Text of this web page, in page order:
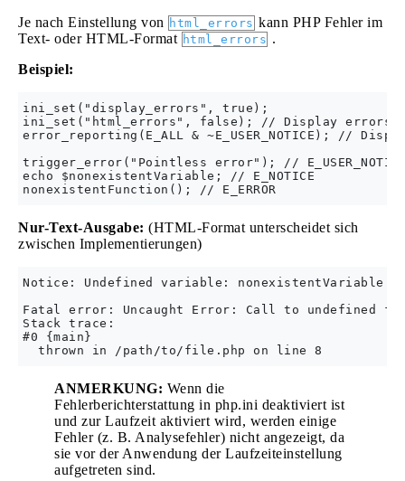
Je nach Einstellung von html_errors kann PHP Fehler im
Text- oder HTML-Format html_errors .
Beispiel:
ini_set("display_errors", true);
ini_set("html_errors", false); // Display errors
error_reporting(E_ALL & ~E_USER_NOTICE); //
trigger_error("Pointless error"); //
echo $nonexistentVariable; // E_NOTICE
Nur-Text-Ausgabe: (HTML-Format unterscheidet sich
zwischen Implementierungen)
Notice: Undefined variable:
Fatal error: Uncaught Error: Call to undefined
Stack trace:
#0 {main}
ANMERKUNG: Wenn die
Fehlerberichterstattung in php.ini deaktiviert ist
und zur Laufzeit aktiviert wird, werden einige
Fehler (z. B. Analysefehler) nicht angezeigt, da
sie vor der Anwendung der Laufzeiteinstellung
aufgetreten sind.